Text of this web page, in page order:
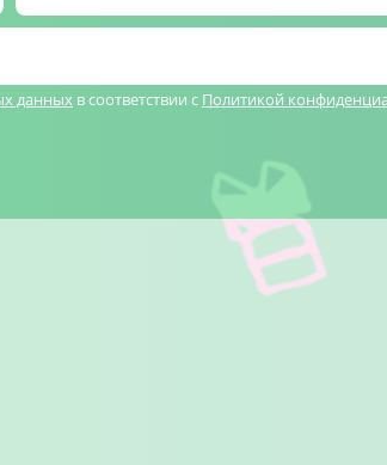
данных в соответствии с Политикой